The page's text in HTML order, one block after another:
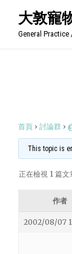
大敦寵
General
首頁 › 討論群 ›
This topic is
正在檢視 1 篇文
作者
2002/08/07